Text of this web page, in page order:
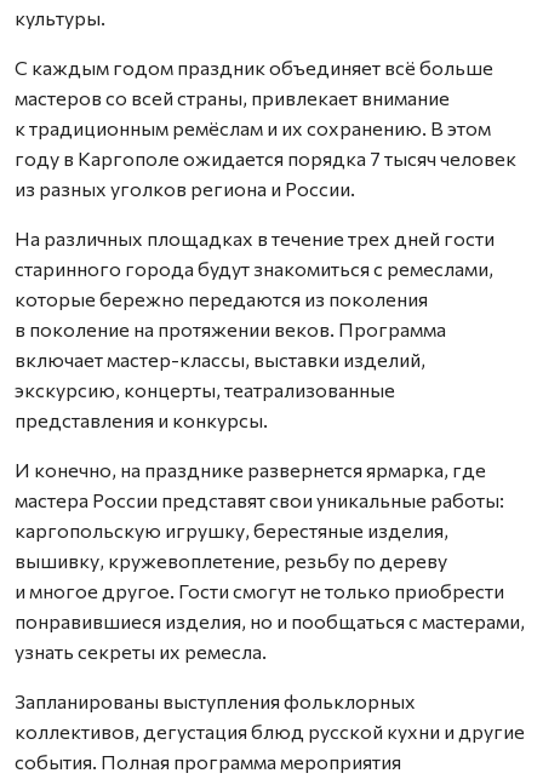
культуры.
С каждым годом праздник объединяет всё больше
мастеров со всей страны, привлекает внимание
к традиционным ремёслам и их сохранению. В этом
году в Каргополе ожидается порядка 7 тысяч человек
из разных уголков региона и России.
На различных площадках в течение трех дней гости
старинного города будут знакомиться с ремеслами,
которые бережно передаются из поколения
в поколение на протяжении веков. Программа
включает мастер-классы, выставки изделий,
экскурсию, концерты, театрализованные
представления и конкурсы.
И конечно, на празднике развернется ярмарка, где
мастера России представят свои уникальные работы:
каргопольскую игрушку, берестяные изделия,
вышивку, кружевоплетение, резьбу по дереву
и многое другое. Гости смогут не только приобрести
понравившиеся изделия, но и пообщаться с мастерами,
узнать секреты их ремесла.
Запланированы выступления фольклорных
коллективов, дегустация блюд русской кухни и другие
события. Полная программа мероприятия